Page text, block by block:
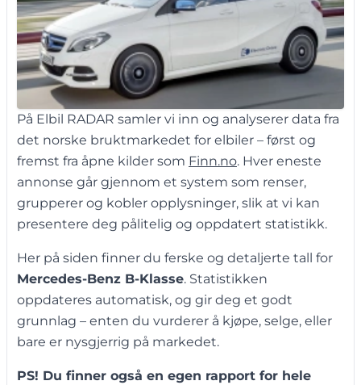
På Elbil RADAR samler vi inn og analyserer data fra
det norske bruktmarkedet for elbiler – først og
fremst fra åpne kilder som Finn.no. Hver eneste
annonse går gjennom et system som renser,
grupperer og kobler opplysninger, slik at vi kan
presentere deg pålitelig og oppdatert statistikk.
Her på siden finner du ferske og detaljerte tall for
Mercedes-Benz B-Klasse. Statistikken
oppdateres automatisk, og gir deg et godt
grunnlag – enten du vurderer å kjøpe, selge, eller
bare er nysgjerrig på markedet.
PS! Du finner også en egen rapport for hele